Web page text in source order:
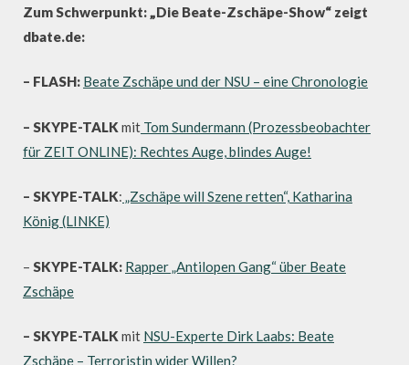
Zum Schwerpunkt: „Die Beate-Zschäpe-Show“ zeigt
dbate.de:
– FLASH: Beate Zschäpe und der NSU – eine Chronologie
– SKYPE-TALK mit Tom Sundermann (Prozessbeobachter
für ZEIT ONLINE): Rechtes Auge, blindes Auge!
– SKYPE-TALK: „Zschäpe will Szene retten“, Katharina
König (LINKE)
– SKYPE-TALK: Rapper „Antilopen Gang“ über Beate
Zschäpe
– SKYPE-TALK mit NSU-Experte Dirk Laabs: Beate
Zschäpe – Terroristin wider Willen?